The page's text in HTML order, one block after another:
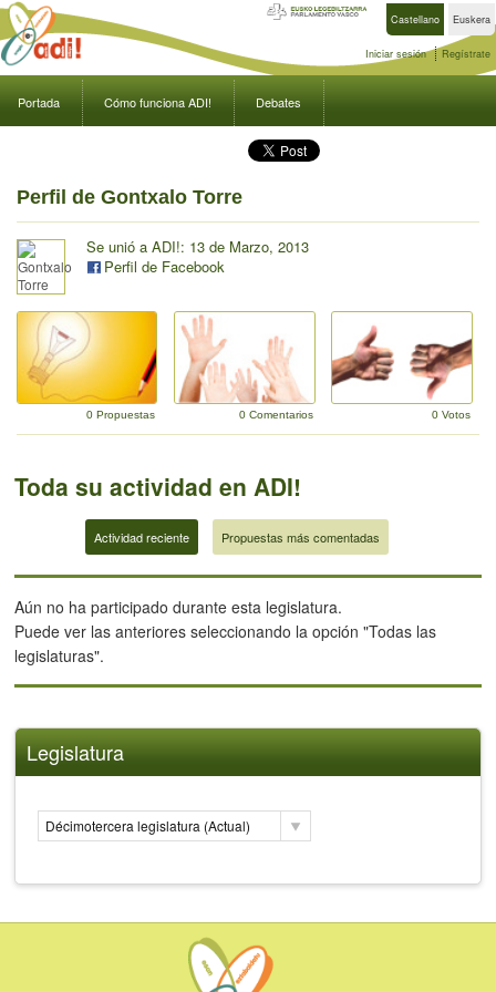
Castellano Euskera
Iniciar sesión Regístrate
Portada Cómo funciona ADI! Debates
Perfil de Gontxalo Torre
Se unió a ADI!: 13 de Marzo, 2013
Perfil de Facebook
0 Propuestas 0 Comentarios 0 Votos
Toda su actividad en ADI!
Actividad reciente Propuestas más comentadas
Aún no ha participado durante esta legislatura.
Puede ver las anteriores seleccionando la opción "Todas las
legislaturas".
Legislatura
Décimotercera legislatura (Actual)